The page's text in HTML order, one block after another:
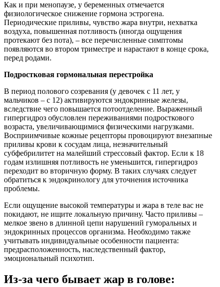
Как и при менопаузе, у беременных отмечается
физиологическое снижение гормона эстрогена.
Периодические приливы, чувство жара внутри, нехватка
воздуха, повышенная потливость (иногда ощущения
протекают без пота), – все перечисленные симптомы
появляются во втором триместре и нарастают в конце срока,
перед родами.
Подростковая гормональная перестройка
В период полового созревания (у девочек с 11 лет, у
мальчиков – с 12) активируются эндокринные железы,
вследствие чего повышается потоотделение. Выраженный
гипергидроз обусловлен переживаниями подросткового
возраста, увеличивающимися физическими нагрузками.
Восприимчивые кожные рецепторы провоцируют внезапные
приливы крови к сосудам лица, незначительный
субфебрилитет на малейший стрессовый фактор. Если к 18
годам излишняя потливость не уменьшится, гипергидроз
переходит во вторичную форму. В таких случаях следует
обратиться к эндокринологу для уточнения источника
проблемы.
Если ощущение высокой температуры и жара в теле вас не
покидают, не ищите локальную причину. Часто приливы –
мелкое звено в длинной цепи нарушений гуморальных и
эндокринных процессов организма. Необходимо также
учитывать индивидуальные особенности пациента:
предрасположенность, наследственный фактор,
эмоциональный психотип.
Из-за чего бывает жар в голове: